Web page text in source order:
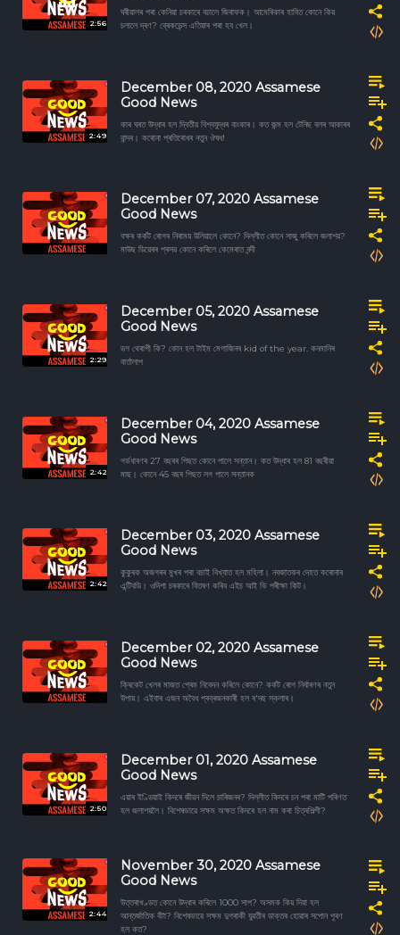
2:56
ঘৰীয়ালৰ পৰা কেনিয়া চৰকাৰে বচালে জিৰাফক। আমেৰিকাৰ হাবিত কোনে কিয়
চলালে দ্ৰণ? ব্ৰেকডেন্স এতিয়াৰ পৰা হব খেল।
2:49
December 08, 2020 Assamese
Good News
কাৰ ঘৰত উদ্ধাৰ হল দ্বিতীয় বিশ্বযুদ্ধৰ বাংকাৰ। কত জন্ম হল টেনিছ বলৰ আকাৰৰ
বান্দৰ। কৰোনা প্ৰতিৰোধৰ নতুন ঔষধ!
December 07, 2020 Assamese
Good News
বক্ষৰ কৰ্কট ৰোগৰ নিৰাময় উলিয়ালে কোনে? দিল্লীত কোনে সাজু কৰিলে জলাশয়?
মাউছ ডিয়েৰৰ প্ৰসৱ কোনে কৰিলে কেমেৰাত বন্দী
2:29
December 05, 2020 Assamese
Good News
ডগ থেৰাপী কি? কোন হল টাইম মেগাজিনৰ kid of the year. কনমানিৰ
বার্তালাপ
2:42
December 04, 2020 Assamese
Good News
গৰ্ভধাৰণৰ 27 বছৰৰ পিছত কোনে পালে সন্তান। কত উদ্ধাৰ হল 81 বছৰীয়া
মাছ। কোনে 45 বছৰ পিছত লগ পালে সন্তানক
2:42
December 03, 2020 Assamese
Good News
কুকুৰক অজগৰৰ মুখৰ পৰা বচাই বিখ্যাত হল মহিলা। নবজাতকৰ দেহত কৰোনাৰ
এন্টিবডি। ওদিশা চৰকাৰে বিতৰণ কৰিব এইচ আই ভি পৰীক্ষা কিট।
December 02, 2020 Assamese
Good News
ক্ৰিকেট খেলৰ মাজত প্ৰেম নিবেদন কৰিলে কোনে? কৰ্কট ৰোগ নিৰ্ধাৰণৰ নতুন
উপায়। এইবাৰ এজন অবৈধ প্ৰব্ৰজনকাৰী হল ৰ'দছ স্কলাৰ।
2:50
December 01, 2020 Assamese
Good News
এয়াৰ ইণ্ডিয়াই কিদৰে জীৱন দিলে চাৰিজনৰ? দিল্লীত কিদৰে চন পৰা মাটি পৰিণত
হল জলাশয়লৈ। বিশেষভাৱে সক্ষম অক্ষত কিদৰে হল নাম কৰা চিত্ৰশিল্পী?
2:44
November 30, 2020 Assamese
Good News
উত্তৰাখণ্ডত কোনে উদ্ধাৰ কৰিলে 1000 সাপ? অসমক কিয় দিয়া হল
আন্তৰ্জাতিক বঁটা? বিশেষভাৱে সক্ষম দুগৰাকী যুৱতীৰ ডাক্তৰ হোৱাৰ সপোন পূৰণ
হল কত?